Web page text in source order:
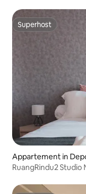
Superhost
Superhost
Appartement in
RuangRindu2